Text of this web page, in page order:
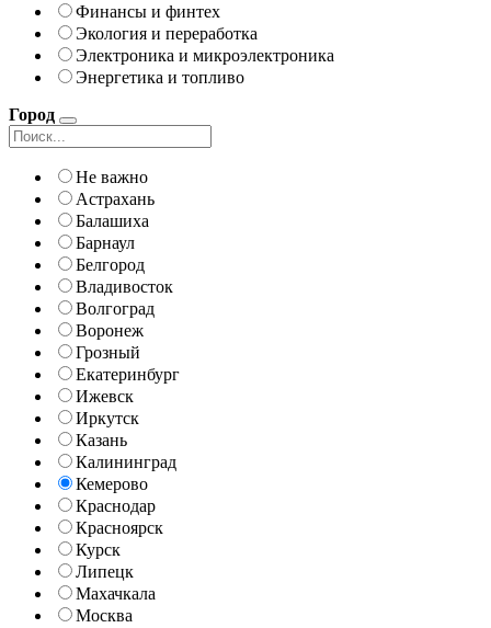
Финансы и финтех
Экология и переработка
Электроника и микроэлектроника
Энергетика и топливо
Город
Не важно
Астрахань
Балашиха
Барнаул
Белгород
Владивосток
Волгоград
Воронеж
Грозный
Екатеринбург
Ижевск
Иркутск
Казань
Калининград
Кемерово
Краснодар
Красноярск
Курск
Липецк
Махачкала
Москва